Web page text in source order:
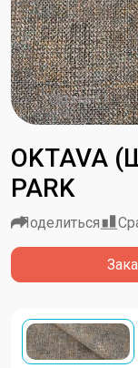
Oktava-11
OKTAVA
PARK
Поделиться